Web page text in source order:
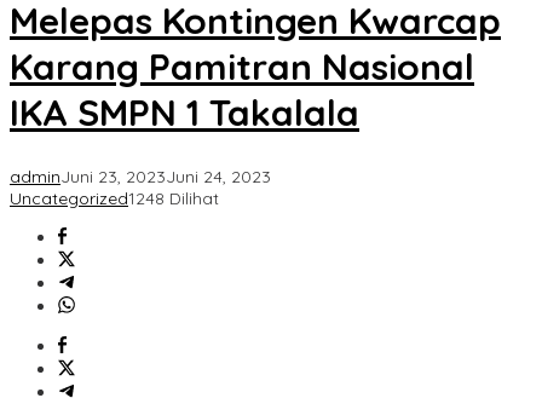
Melepas
Kontingen
Kwarcap
Karang
Pamitran
Nasional
SMPN
Melepas Kontingen Kwarcap
Karang Pamitran Nasional
IKA SMPN 1 Takalala
adminJuni 23, 2023Juni 24, 2023
Uncategorized1248 Dilihat